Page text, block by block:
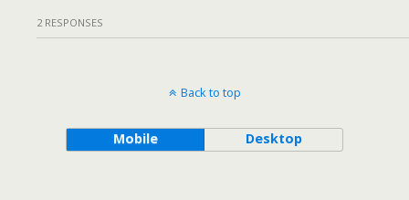
2 RESPONSES
Back to top
Mobile Desktop